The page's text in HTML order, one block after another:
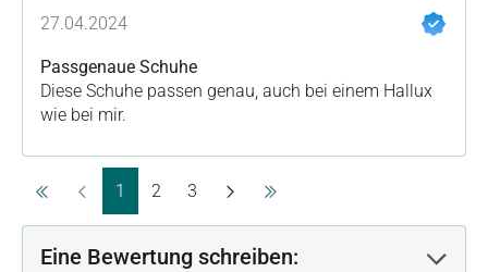
Bewertung mit 5 von 5 Sternen
27.04.2024
Passgenaue Schuhe
Diese Schuhe passen genau, auch bei einem Hallux
wie bei mir.
Seite
1 Seite
2 Seite
3
Eine Bewertung schreiben: